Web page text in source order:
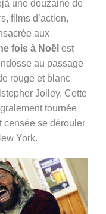
une douzaine de
films d’action,
aux
fois à Noël est
au passage
rouge et blanc
Jolley. Cette
tournée
censée se dérouler
York.